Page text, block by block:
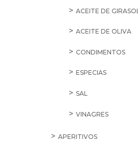
ACEITE DE GIRASOL
ACEITE DE OLIVA
CONDIMENTOS
ESPECIAS
SAL
VINAGRES
APERITIVOS